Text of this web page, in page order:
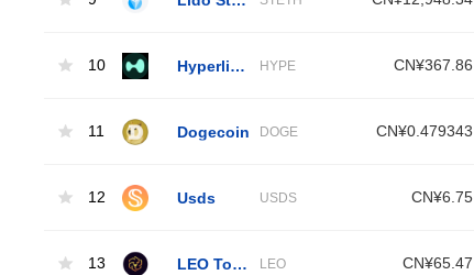
10 HYPE CN¥367.86
11 Dogecoin DOGE CN¥0.479343
12 Usds USDS CN¥6.75
13 LEO CN¥65.47